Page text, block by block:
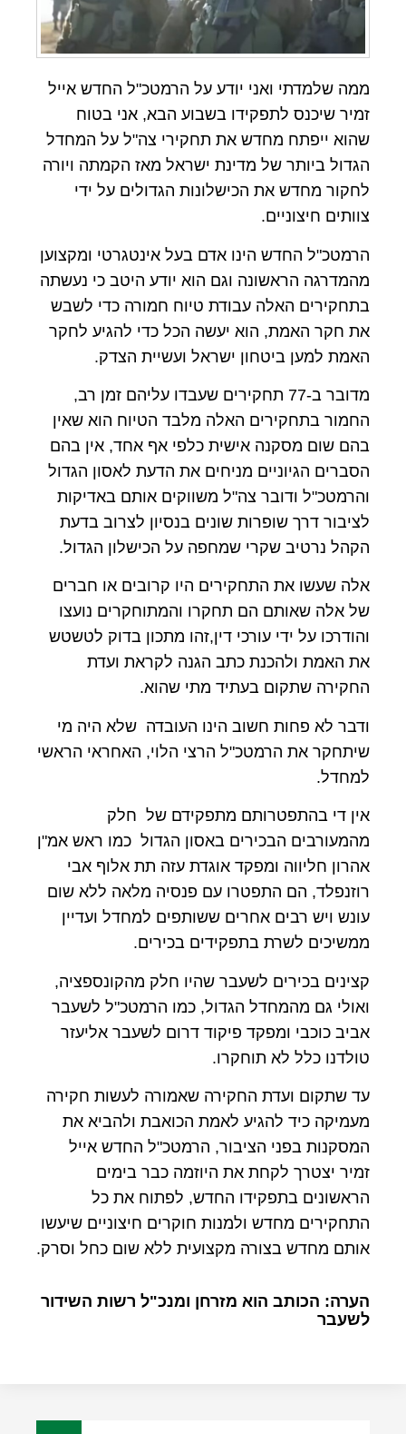
ממה שלמדתי ואני יודע על הרמטכ"ל החדש אייל
זמיר שיכנס לתפקידו בשבוע הבא, אני בטוח
שהוא ייפתח מחדש את תחקירי צה"ל על המחדל
הגדול ביותר של מדינת ישראל מאז הקמתה ויורה
לחקור מחדש את הכישלונות הגדולים על ידי
צוותים חיצוניים.
הרמטכ"ל החדש הינו אדם בעל אינטגרטי ומקצוען
מהמדרגה הראשונה וגם הוא יודע היטב כי נעשתה
בתחקירים האלה עבודת טיוח חמורה כדי לשבש
את חקר האמת, הוא יעשה הכל כדי להגיע לחקר
האמת למען ביטחון ישראל ועשיית הצדק.
מדובר ב-77 תחקירים שעבדו עליהם זמן רב,
החמור בתחקירים האלה מלבד הטיוח הוא שאין
בהם שום מסקנה אישית כלפי אף אחד, אין בהם
הסברים הגיוניים מניחים את הדעת לאסון הגדול
והרמטכ"ל ודובר צה"ל משווקים אותם באדיקות
לציבור דרך שופרות שונים בנסיון לצרוב בדעת
הקהל נרטיב שקרי שמחפה על הכישלון הגדול.
אלה שעשו את התחקירים היו קרובים או חברים
של אלה שאותם הם תחקרו והמתוחקרים נועצו
והודרכו על ידי עורכי דין,זהו מתכון בדוק לטשטש
את האמת ולהכנת כתב הגנה לקראת ועדת
החקירה שתקום בעתיד מתי שהוא.
ודבר לא פחות חשוב הינו העובדה שלא היה מי
שיתחקר את הרמטכ"ל הרצי הלוי, האחראי הראשי
למחדל.
אין די בהתפטרותם מתפקידם של חלק
מהמעורבים הבכירים באסון הגדול כמו ראש אמ"ן
אהרון חליווה ומפקד אוגדת עזה תת אלוף אבי
רוזנפלד, הם התפטרו עם פנסיה מלאה ללא שום
עונש ויש רבים אחרים ששותפים למחדל ועדיין
ממשיכים לשרת בתפקידים בכירים.
קצינים בכירים לשעבר שהיו חלק מהקונספציה,
ואולי גם מהמחדל הגדול, כמו הרמטכ"ל לשעבר
אביב כוכבי ומפקד פיקוד דרום לשעבר אליעזר
טולדנו כלל לא תוחקרו.
עד שתקום ועדת החקירה שאמורה לעשות חקירה
מעמיקה כיד להגיע לאמת הכואבת ולהביא את
המסקנות בפני הציבור, הרמטכ"ל החדש אייל
זמיר יצטרך לקחת את היוזמה כבר בימים
הראשונים בתפקידו החדש, לפתוח את כל
התחקירים מחדש ולמנות חוקרים חיצוניים שיעשו
אותם מחדש בצורה מקצועית ללא שום כחל וסרק.
הערה: הכותב הוא מזרחן ומנכ"ל רשות השידור
לשעבר